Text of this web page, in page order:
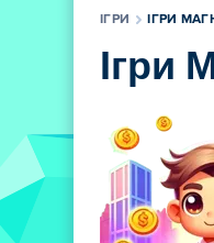
ІГРИ ІГРИ
Ігри